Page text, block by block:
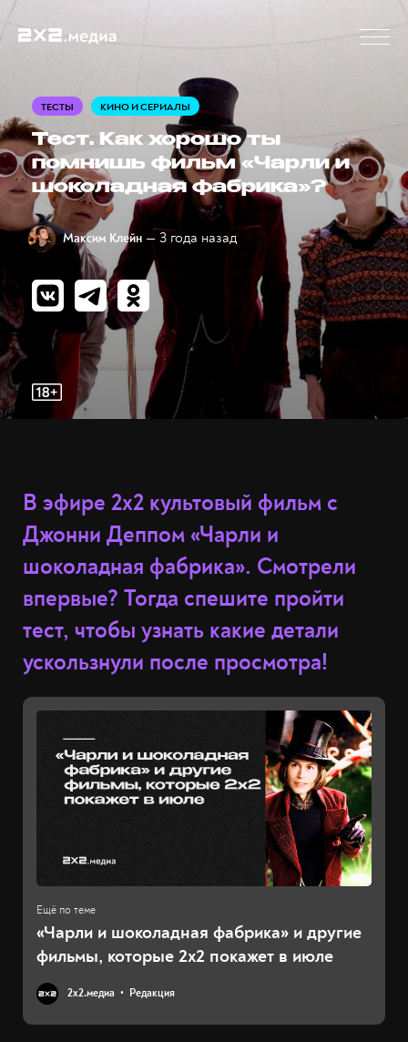
ТЕСТЫ КИНО И СЕРИАЛЫ
Тест. Как хорошо ты
помнишь фильм «Чарли и
шоколадная фабрика»?
Максим Клейн — 3 года назад
В эфире 2x2 культовый фильм с
Джонни Деппом «Чарли и
шоколадная фабрика». Смотрели
впервые? Тогда спешите пройти
тест, чтобы узнать какие детали
ускользнули после просмотра!
«Чарли и шоколадная фабрика» и другие
фильмы, которые 2х2 покажет в июле
2х2.медиа Редакция